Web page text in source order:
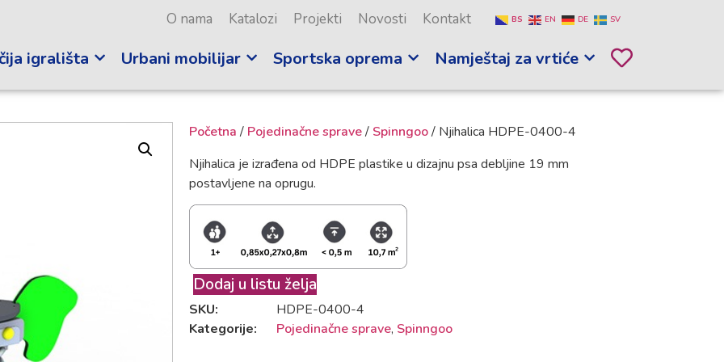
O nama Katalozi Projekti Novosti Kontakt BS EN DE SV
igrališta Urbani mobilijar Sportska oprema Namještaj za vrtiće
Početna / Pojedinačne sprave/ Spinngoo/ Njihalica HDPE-0400-4
Njihalica je izrađena od HDPE plastike u dizajnu psa debljine 19 mm
postavljene na oprugu.
Dodaj u listu želja
SKU:
HDPE-0400-4
Kategorije:
Pojedinačne sprave, Spinngoo